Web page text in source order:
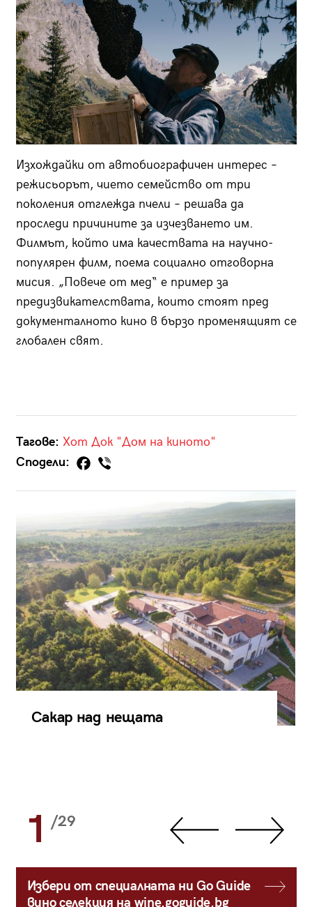
Изхождайки от автобиографичен интерес –
режисьорът, чието семейство от три
поколения отглежда пчели – решава да
проследи причините за изчезването им.
Филмът, който има качествата на научно-
популярен филм, поема социално отговорна
мисия. „Повече от мед“ е пример за
предизвикателствата, които стоят пред
документалното кино в бързо променящият се
глобален свят.
Тагове: Хот Док "Дом на киното"
Сподели:
Сакар над нещата
1 /29
Избери от специалната ни Go Guide
вино селекция на wine.goguide.bg